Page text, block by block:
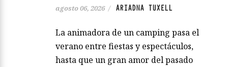
agosto 06, 2026 / ARIADNA TUXELL
La animadora de un camping pasa el
verano entre fiestas y espectáculos,
hasta que un gran amor del pasado